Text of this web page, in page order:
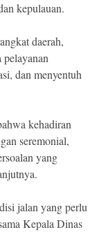
kepulauan.
daerah,
pelayanan
dan menyentuh
kehadiran
seremonial,
yang
jalan yang perlu
Kepala Dinas